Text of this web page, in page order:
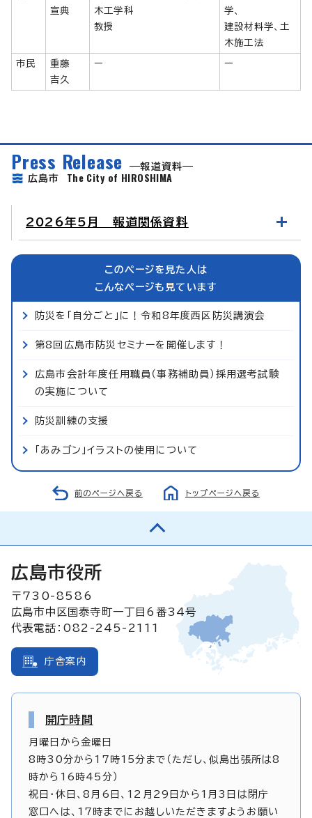
宣典
木工学科
教授
学、
建設材料学、土
木施工法
市民
重藤
吉久
ー ー
Press Release
報道資料
広島市 The City of HIROSHIMA
2026年5月 報道関係資料
このページを見た人は
こんなページも見ています
防災を「自分ごと」に！令和8年度西区防災講演会
第8回広島市防災セミナーを開催します！
広島市会計年度任用職員（事務補助員）採用選考試験
の実施について
防災訓練の支援
「あみゴン」イラストの使用について
前のページへ戻る トップページへ戻る
広島市役所
〒730-8586
広島市中区国泰寺町一丁目6番34号
代表電話：082-245-2111
庁舎案内
開庁時間
月曜日から金曜日
8時30分から17時15分まで（ただし、似島出張所は8
時から16時45分）
祝日・休日、8月6日、12月29日から1月3日は閉庁
窓口へは、17時までにお越しいただきますようお願い